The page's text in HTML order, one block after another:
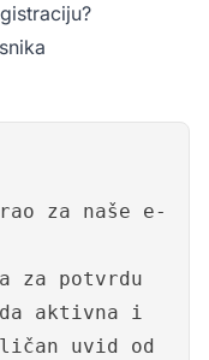
za naše e-
za potvrdu
aktivna i
uvid od